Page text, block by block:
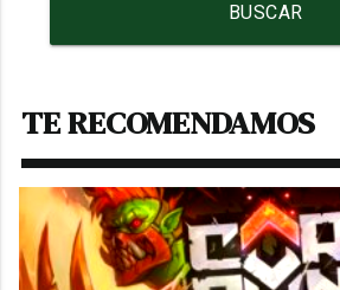
BUSCAR
TE RECOMENDAMOS